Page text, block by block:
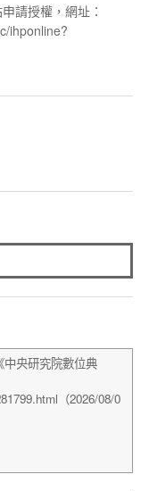
請授權，網址：
ihponline?